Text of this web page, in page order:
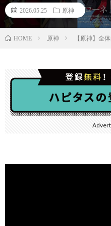
2026.05.25 原神
HOME 原神 【原神】全